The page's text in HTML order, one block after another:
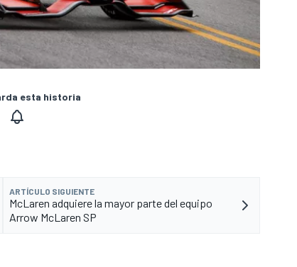
esta historia
ARTÍCULO SIGUIENTE
McLaren adquiere la mayor parte del equipo
Arrow McLaren SP